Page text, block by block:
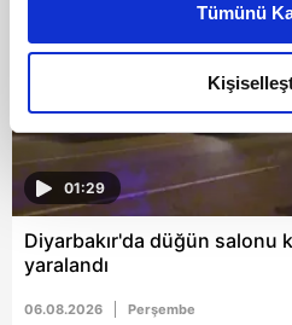
daha iyi reklam deneyimi
amacımızın size daha iyi bir
olduğunu ve sizlere en iyi
elimizden gelen çabayı
reklamların maliyetlerimizi
kalemimiz olduğunu sizlere
takdirde, kullanıcılara hedefli
gösterilmeyecektir."
Tümünü
01:29
Diyarbakır'da düğün salonu
yaralandı
06.08.2026 Perşembe